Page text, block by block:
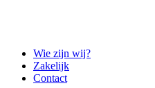
Wie zijn wij?
Zakelijk
Contact